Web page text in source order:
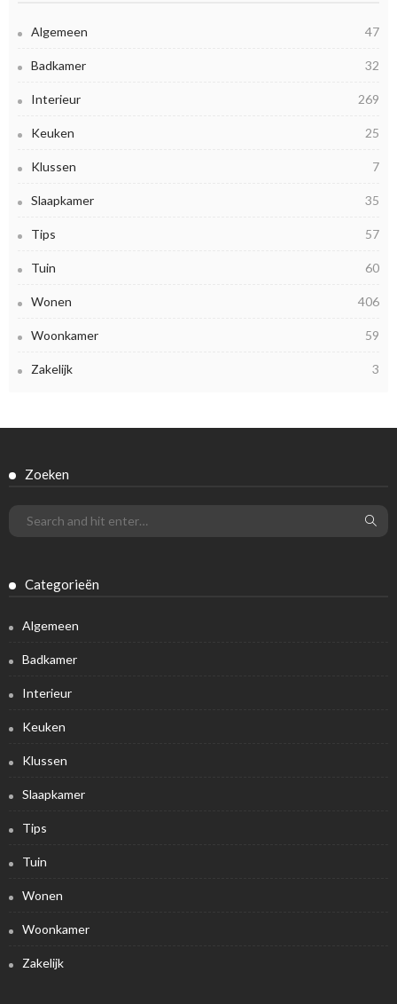
Algemeen 47
Badkamer 32
Interieur 269
Keuken 25
Klussen 7
Slaapkamer 35
Tips 57
Tuin 60
Wonen 406
Woonkamer 59
Zakelijk 3
Zoeken
Categorieën
Algemeen
Badkamer
Interieur
Keuken
Klussen
Slaapkamer
Tips
Tuin
Wonen
Woonkamer
Zakelijk